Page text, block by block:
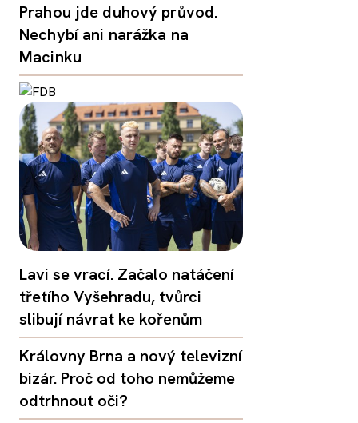
Prahou jde duhový průvod.
Nechybí ani narážka na
Macinku
Lavi se vrací. Začalo natáčení
třetího Vyšehradu, tvůrci
slibují návrat ke kořenům
Královny Brna a nový televizní
bizár. Proč od toho nemůžeme
odtrhnout oči?